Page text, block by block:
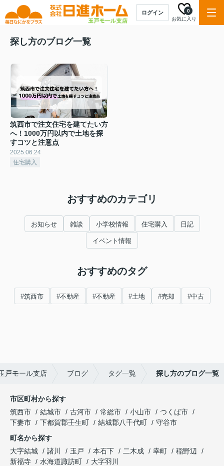
ログイン
お気に入り
0
探し方のブログ一覧
筑西市で注文住宅を建てたい方
へ！1000万円以内で土地を探
すコツと注意点
2025.06.24
住宅購入
おすすめのカテゴリ
お知らせ 雑談 小学校情報 住宅購入 日記
イベント情報
おすすめのタグ
#筑西市 #不動産 #不動産 #土地 #売却 #中古
戸モール支店 ブログ タグ一覧 探し方のブログ一覧
市区町村から探す
筑西市
結城市 古河市 常総市 小山市
つくば市
下妻市
下都賀郡壬生町 結城郡八千代町
守谷市
町名から探す
大字結城
諸川 玉戸 本石下 二木成 幸町
稲野辺
新福寺
水海道諏訪町
大字羽川